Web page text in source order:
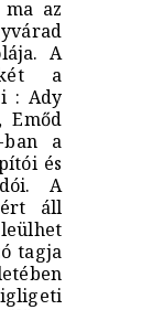
az
A
a
: Ady
Emőd
ban a
és
A
áll
tagja